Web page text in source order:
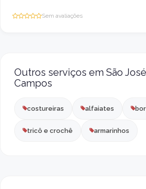
Sem avaliações
Outros serviços em São
Campos
costureiras alfaiates
tricô e crochê armarinhos